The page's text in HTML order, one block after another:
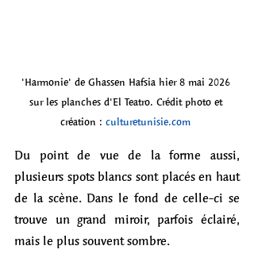
'Harmonie' de Ghassen Hafsia hier 8 mai 2026
sur les planches d'El Teatro. Crédit photo et
création : culturetunisie.com
Du point de vue de la forme aussi,
plusieurs spots blancs sont placés en haut
de la scène. Dans le fond de celle-ci se
trouve un grand miroir, parfois éclairé,
mais le plus souvent sombre.